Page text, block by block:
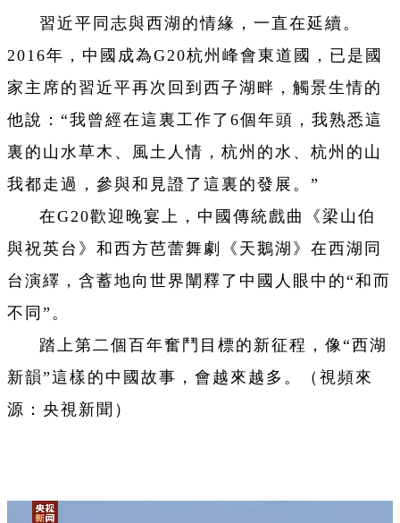
習近平同志與西湖的情緣，一直在延續。
2016年，中國成為G20杭州峰會東道國，已是國
家主席的習近平再次回到西子湖畔，觸景生情的
他說：“我曾經在這裏工作了6個年頭，我熟悉這
裏的山水草木、風土人情，杭州的水、杭州的山
我都走過，參與和見證了這裏的發展。”
在G20歡迎晚宴上，中國傳統戲曲《梁山伯
與祝英台》和西方芭蕾舞劇《天鵝湖》在西湖同
台演繹，含蓄地向世界闡釋了中國人眼中的“和而
不同”。
踏上第二個百年奮鬥目標的新征程，像“西湖
新韻”這樣的中國故事，會越來越多。（視頻來
源：央視新聞）